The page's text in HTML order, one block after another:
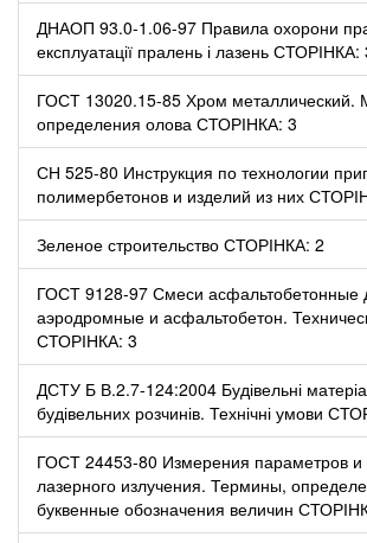
ДНАОП 93.0-1.06-97 Правила охорони
експлуатації пралень і лазень СТОРІНКА:
ГОСТ 13020.15-85 Хром металлический.
определения олова СТОРІНКА: 3
СН 525-80 Инструкция по технологии
полимербетонов и изделий из них
Зеленое строительство СТОРІНКА: 2
ГОСТ 9128-97 Смеси асфальтобетонные
аэродромные и асфальтобетон.
СТОРІНКА: 3
ДСТУ Б В.2.7-124:2004 Будівельні
будівельних розчинів. Технічні умови
ГОСТ 24453-80 Измерения параметров и
лазерного излучения. Термины,
буквенные обозначения величин